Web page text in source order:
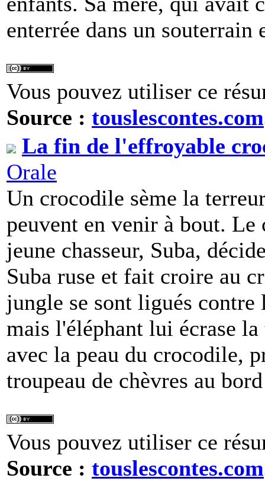
enterrée dans un souterrain
Vous pouvez utiliser ce
Source : touslescontes.com
La fin de l'effroyable
Orale
Un crocodile sème la
peuvent en venir à bout. Le
jeune chasseur, Suba,
Suba ruse et fait croire au
jungle se sont ligués
mais l'éléphant lui écrase
avec la peau du crocodile,
troupeau de chèvres au
Vous pouvez utiliser ce
Source : touslescontes.com